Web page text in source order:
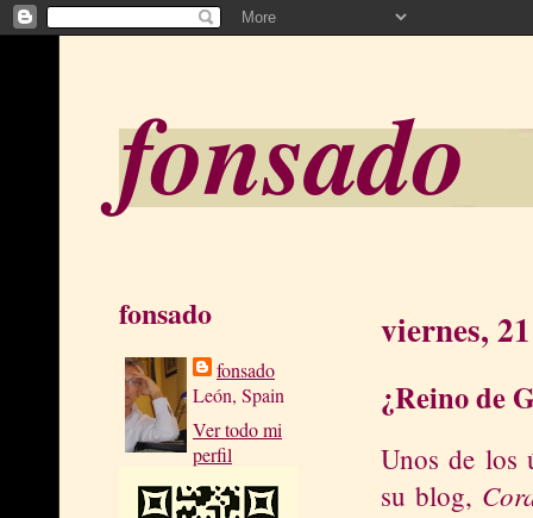
fonsado
fonsado
fonsado
León, Spain
Ver todo mi
perfil
viernes,
¿Reino de
Unos de los
su blog,